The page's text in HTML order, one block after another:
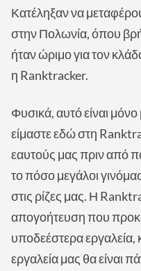
Κατέληξαν να
στην Πολωνία, όπου
ήταν ώριμο για τον
η Ranktracker.
Φυσικά, αυτό είναι
είμαστε εδώ στη
εαυτούς μας πριν από
το πόσο μεγάλοι
στις ρίζες μας. Η
απογοήτευση που
υποδεέστερα εργαλεία,
εργαλεία μας θα είναι